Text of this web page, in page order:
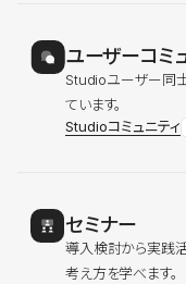
ユーザーコミ
Studioユーザー同
ています。
Studioコミュニティ
セミナー
導入検討から実践
考え方を学べます。